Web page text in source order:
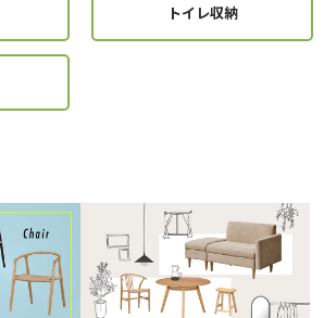
トイレ収納